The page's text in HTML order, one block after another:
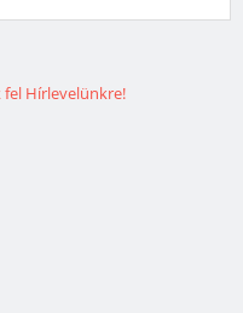
Hírlevelünkre!